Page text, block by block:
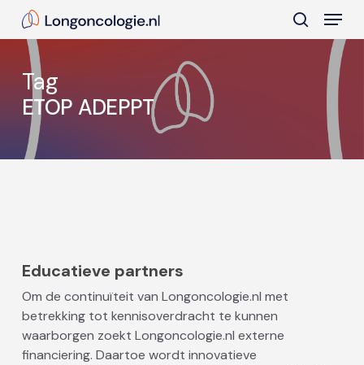
content
search
Menu
Tag
ETOP ADEPPT
Educatieve partners
Om de continuïteit van Longoncologie.nl met
betrekking tot kennisoverdracht te kunnen
waarborgen zoekt Longoncologie.nl externe
financiering. Daartoe wordt innovatieve
Close
Menu